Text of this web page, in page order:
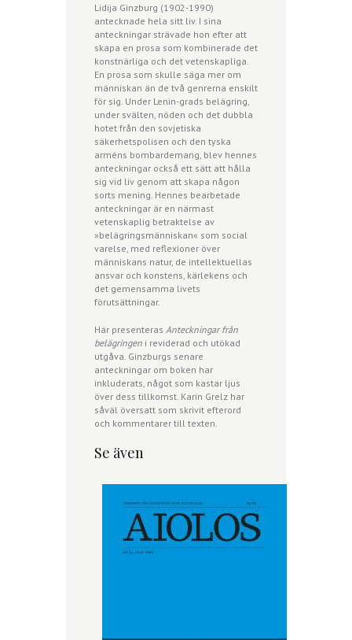
Lidija Ginzburg (1902-1990)
antecknade hela sitt liv. I sina
anteckningar strävade hon efter att
skapa en prosa som kombinerade det
konstnärliga och det vetenskapliga.
En prosa som skulle säga mer om
människan än de två genrerna enskilt
för sig. Under Lenin-grads belägring,
under svälten, nöden och det dubbla
hotet från den sovjetiska
säkerhetspolisen och den tyska
arméns bombardemang, blev hennes
anteckningar också ett sätt att hålla
sig vid liv genom att skapa någon
sorts mening. Hennes bearbetade
anteckningar är en närmast
vetenskaplig betraktelse av
»belägringsmänniskan« som social
varelse, med reflexioner över
människans natur, de intellektuellas
ansvar och konstens, kärlekens och
det gemensamma livets
förutsättningar.
Här presenteras Anteckningar från
belägringen i reviderad och utökad
utgåva. Ginzburgs senare
anteckningar om boken har
inkluderats, något som kastar ljus
över dess tillkomst. Karin Grelz har
såväl översatt som skrivit efterord
och kommentarer till texten.
Se även